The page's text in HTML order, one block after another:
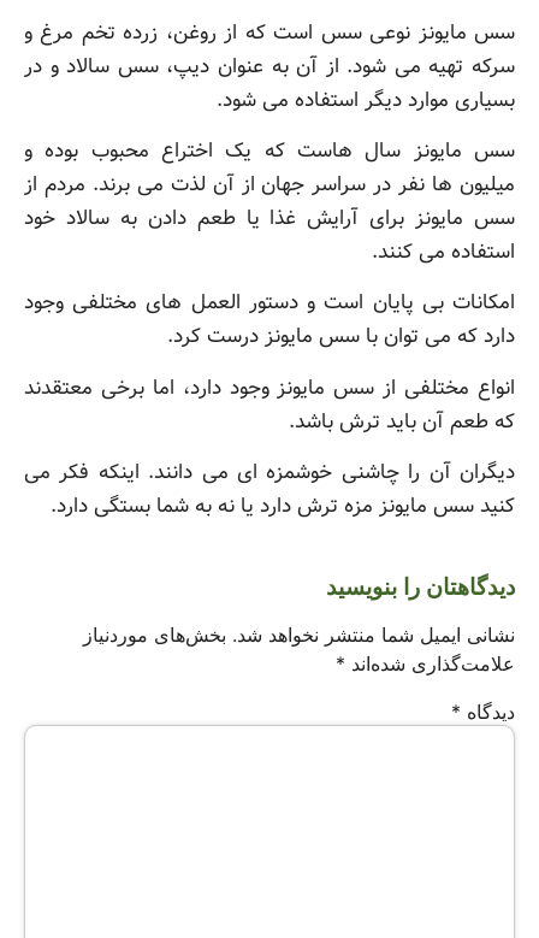
سس مایونز نوعی سس است که از روغن، زرده تخم مرغ و
سرکه تهیه می شود. از آن به عنوان دیپ، سس سالاد و در
بسیاری موارد دیگر استفاده می شود.
سس مایونز سال هاست که یک اختراع محبوب بوده و
میلیون ها نفر در سراسر جهان از آن لذت می برند. مردم از
سس مایونز برای آرایش غذا یا طعم دادن به سالاد خود
استفاده می کنند.
امکانات بی پایان است و دستور العمل های مختلفی وجود
دارد که می توان با سس مایونز درست کرد.
انواع مختلفی از سس مایونز وجود دارد، اما برخی معتقدند
که طعم آن باید ترش باشد.
دیگران آن را چاشنی خوشمزه ای می دانند. اینکه فکر می
کنید سس مایونز مزه ترش دارد یا نه به شما بستگی دارد.
دیدگاهتان را بنویسید
نشانی ایمیل شما منتشر نخواهد شد. بخش‌های موردنیاز
علامت‌گذاری شده‌اند *
دیدگاه *